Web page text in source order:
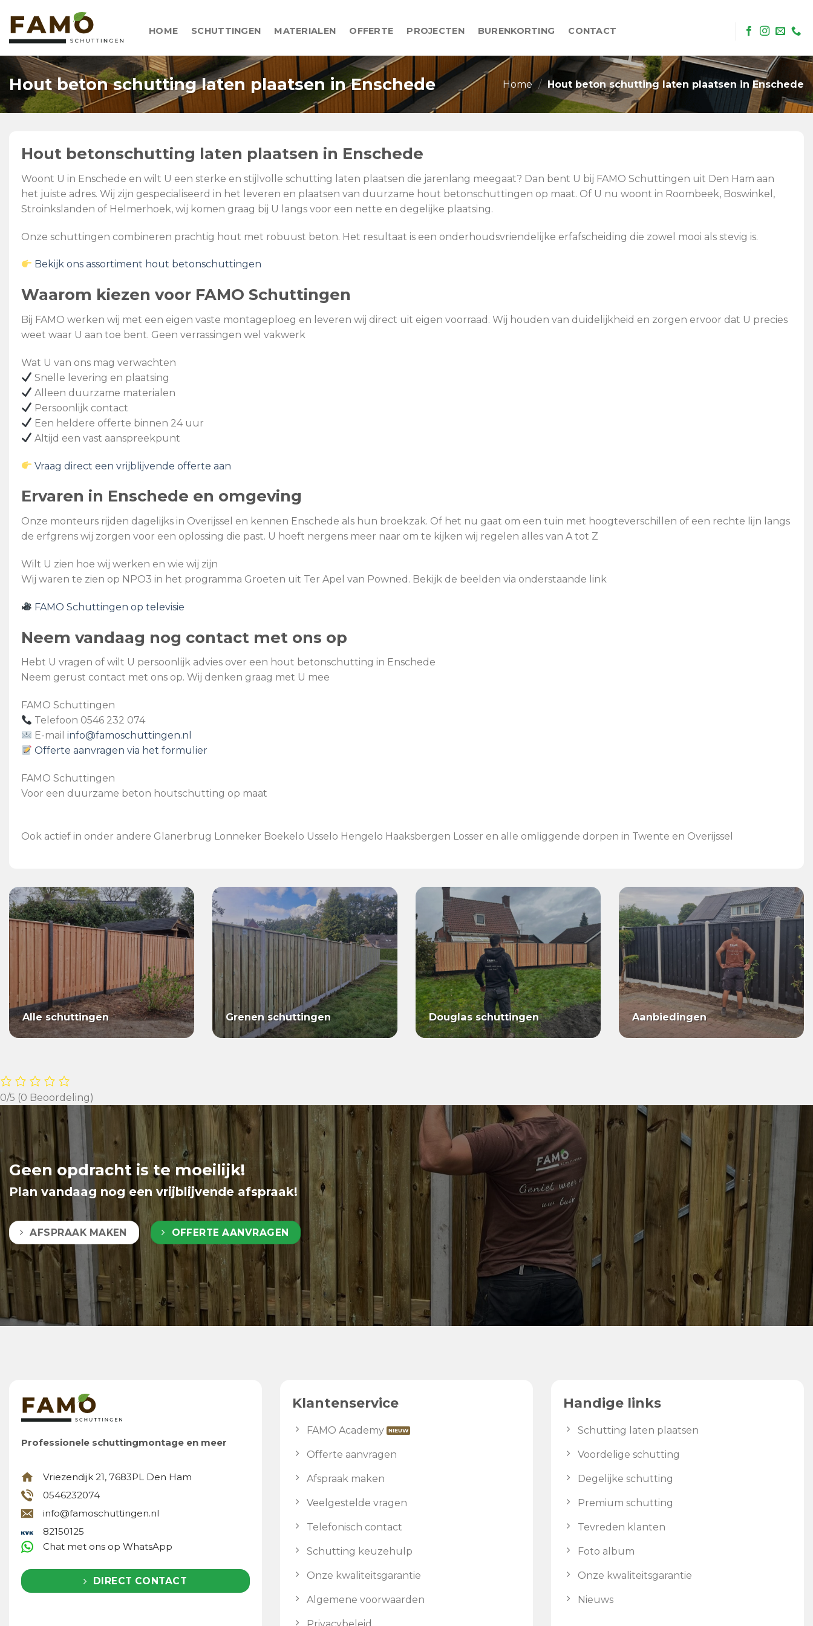
content
HOME SCHUTTINGEN MATERIALEN OFFERTE PROJECTEN BURENKORTING CONTACT
Hout beton schutting laten plaatsen in Enschede Home / Hout beton schutting laten plaatsen in Enschede
Hout betonschutting laten plaatsen in Enschede
Woont U in Enschede en wilt U een sterke en stijlvolle schutting laten plaatsen die jarenlang meegaat? Dan bent U bij FAMO Schuttingen uit Den Ham aan
het juiste adres. Wij zijn gespecialiseerd in het leveren en plaatsen van duurzame hout betonschuttingen op maat. Of U nu woont in Roombeek, Boswinkel,
Stroinkslanden of Helmerhoek, wij komen graag bij U langs voor een nette en degelijke plaatsing.
Onze schuttingen combineren prachtig hout met robuust beton. Het resultaat is een onderhoudsvriendelijke erfafscheiding die zowel mooi als stevig is.
Bekijk ons assortiment hout betonschuttingen
Waarom kiezen voor FAMO Schuttingen
Bij FAMO werken wij met een eigen vaste montageploeg en leveren wij direct uit eigen voorraad. Wij houden van duidelijkheid en zorgen ervoor dat U precies
weet waar U aan toe bent. Geen verrassingen wel vakwerk
Wat U van ons mag verwachten
Snelle levering en plaatsing
Alleen duurzame materialen
Persoonlijk contact
Een heldere offerte binnen 24 uur
Altijd een vast aanspreekpunt
Vraag direct een vrijblijvende offerte aan
Ervaren in Enschede en omgeving
Onze monteurs rijden dagelijks in Overijssel en kennen Enschede als hun broekzak. Of het nu gaat om een tuin met hoogteverschillen of een rechte lijn langs
de erfgrens wij zorgen voor een oplossing die past. U hoeft nergens meer naar om te kijken wij regelen alles van A tot Z
Wilt U zien hoe wij werken en wie wij zijn
Wij waren te zien op NPO3 in het programma Groeten uit Ter Apel van Powned. Bekijk de beelden via onderstaande link
FAMO Schuttingen op televisie
Neem vandaag nog contact met ons op
Hebt U vragen of wilt U persoonlijk advies over een hout betonschutting in Enschede
Neem gerust contact met ons op. Wij denken graag met U mee
FAMO Schuttingen
Telefoon 0546 232 074
E-mailinfo@famoschuttingen.nl
Offerte aanvragen via het formulier
FAMO Schuttingen
Voor een duurzame beton houtschutting op maat
Ook actief in onder andere Glanerbrug Lonneker Boekelo Usselo Hengelo Haaksbergen Losser en alle omliggende dorpen in Twente en Overijssel
Alle schuttingen Grenen schuttingen Douglas schuttingen Aanbiedingen
0/5 (0 Beoordeling)
Geen opdracht is te moeilijk!
Plan vandaag nog een vrijblijvende afspraak!
AFSPRAAK MAKEN OFFERTE AANVRAGEN
Professionele schuttingmontage en meer
Vriezendijk 21, 7683PL Den Ham
0546232074
info@famoschuttingen.nl
82150125
Chat met ons op WhatsApp
DIRECT CONTACT
Klantenservice
FAMO Academy
Offerte aanvragen
Afspraak maken
Veelgestelde vragen
Telefonisch contact
Schutting keuzehulp
Onze kwaliteitsgarantie
Algemene voorwaarden
Handige links
Schutting laten plaatsen
Voordelige schutting
Degelijke schutting
Premium schutting
Tevreden klanten
Foto album
Onze kwaliteitsgarantie
Nieuws